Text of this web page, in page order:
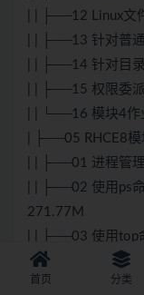
| | ├──12 Linux文
| | ├──13 针对普
| | ├──14 针对目
| | ├──15 权限委
| | └──16 模块4
| ├──05 RHCE8
| | ├──01 进程管
| | ├──02 使用ps
271.77M
| | ├──03 使用top
| | ├──04 使用
| | ├──05 使用kill
首页 分类